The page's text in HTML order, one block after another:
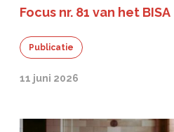
Focus nr. 81 van het BISA
Publicatie
11 juni 2026